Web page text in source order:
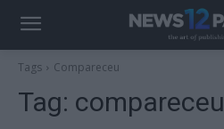
Tags Compareceu
Tag: compareceu